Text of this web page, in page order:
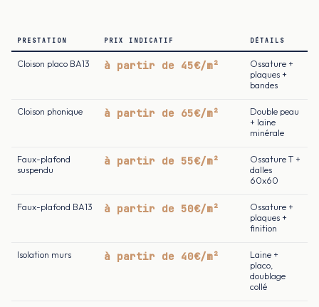
PRESTATION PRIX INDICATIF DÉTAILS
Cloison placo BA13 à partir de 45€/m²
Ossature +
plaques +
bandes
Cloison phonique à partir de 65€/m²
Double peau
+ laine
minérale
Faux-plafond
suspendu
à partir de 55€/m²
Ossature T +
dalles
60x60
Faux-plafond BA13 à partir de 50€/m²
Ossature +
plaques +
finition
Isolation murs à partir de 40€/m²
Laine +
placo,
doublage
collé